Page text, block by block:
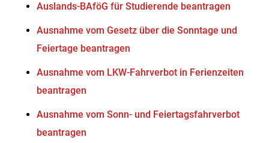
Auslands-BAföG für Studierende beantragen
Ausnahme vom Gesetz über die Sonntage und
Feiertage beantragen
Ausnahme vom LKW-Fahrverbot in Ferienzeiten
beantragen
Ausnahme vom Sonn- und Feiertagsfahrverbot
beantragen